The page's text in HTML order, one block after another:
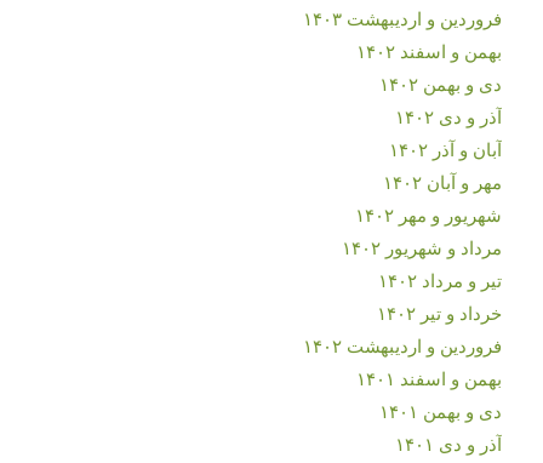
فروردین و اردیبهشت ۱۴۰۳
بهمن و اسفند ۱۴۰۲
دی و بهمن ۱۴۰۲
آذر و دی ۱۴۰۲
آبان و آذر ۱۴۰۲
مهر و آبان ۱۴۰۲
شهریور و مهر ۱۴۰۲
مرداد و شهریور ۱۴۰۲
تیر و مرداد ۱۴۰۲
خرداد و تیر ۱۴۰۲
فروردین و اردیبهشت ۱۴۰۲
بهمن و اسفند ۱۴۰۱
دی و بهمن ۱۴۰۱
آذر و دی ۱۴۰۱